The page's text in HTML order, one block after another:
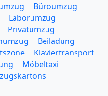
Büroumzug
Laborumzug
Privatumzug
Beiladung
Klaviertransport
Möbeltaxi